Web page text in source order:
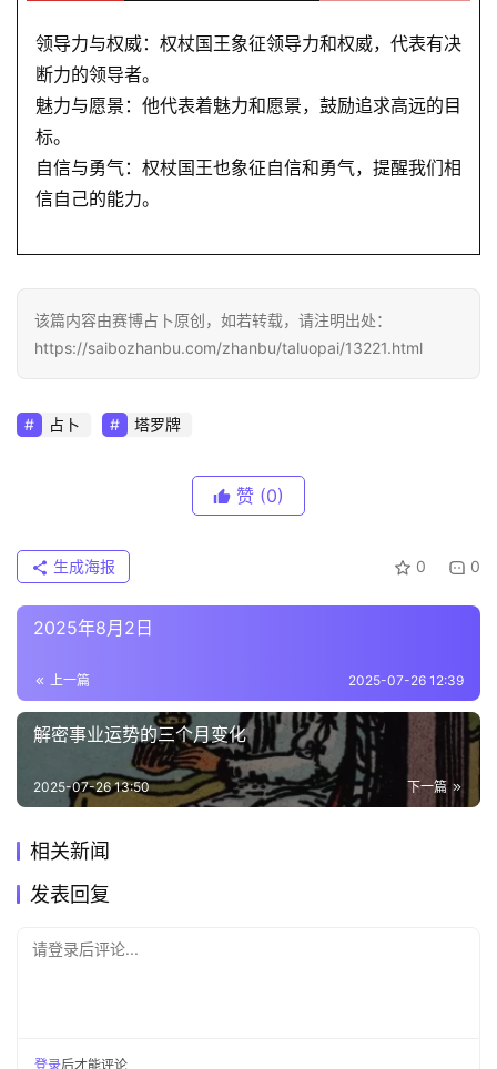
领导力与权威：权杖国王象征领导力和权威，代表有决
断力的领导者。
魅力与愿景：他代表着魅力和愿景，鼓励追求高远的目
标。
自信与勇气：权杖国王也象征自信和勇气，提醒我们相
信自己的能力。
该篇内容由赛博占卜原创，如若转载，请注明出处：
https://saibozhanbu.com/zhanbu/taluopai/13221.html
占卜 塔罗牌
赞 (0)
0 0
生成海报
2025年8月2日
上一篇 2025-07-26 12:39
解密事业运势的三个月变化
下一篇
2025-07-26 13:50
相关新闻
发表回复
请登录后评论...
登录后才能评论